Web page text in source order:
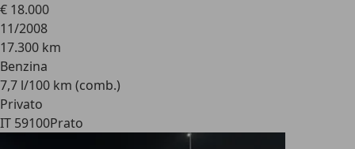
€ 18.000
11/2008
17.300 km
Benzina
7,7 l/100 km (comb.)
Privato
IT 59100Prato